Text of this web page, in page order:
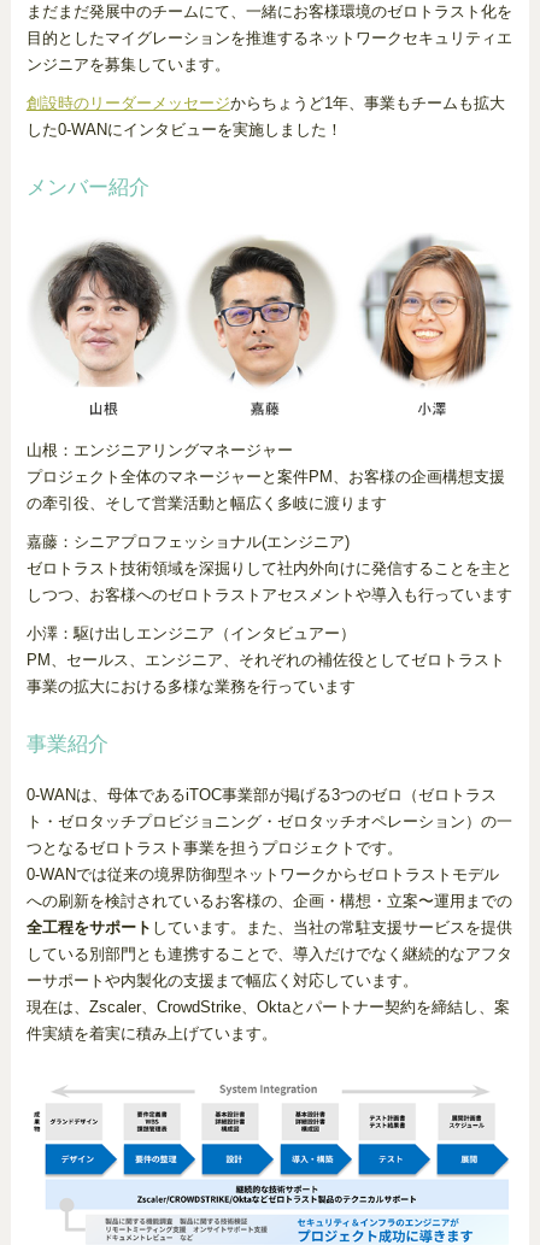
まだまだ発展中のチームにて、一緒にお客様環境のゼロトラスト化を
目的としたマイグレーションを推進するネットワークセキュリティエ
ンジニアを募集しています。
創設時のリーダーメッセージからちょうど1年、事業もチームも拡大
した0-WANにインタビューを実施しました！
メンバー紹介
山根：エンジニアリングマネージャー
プロジェクト全体のマネージャーと案件PM、お客様の企画構想支援
の牽引役、そして営業活動と幅広く多岐に渡ります
嘉藤：シニアプロフェッショナル(エンジニア)
ゼロトラスト技術領域を深掘りして社内外向けに発信することを主と
しつつ、お客様へのゼロトラストアセスメントや導入も行っています
小澤：駆け出しエンジニア（インタビュアー）
PM、セールス、エンジニア、それぞれの補佐役としてゼロトラスト
事業の拡大における多様な業務を行っています
事業紹介
0-WANは、母体であるiTOC事業部が掲げる3つのゼロ（ゼロトラス
ト・ゼロタッチプロビジョニング・ゼロタッチオペレーション）の一
つとなるゼロトラスト事業を担うプロジェクトです。
0-WANでは従来の境界防御型ネットワークからゼロトラストモデル
への刷新を検討されているお客様の、企画・構想・立案〜運用までの
全工程をサポート しています。また、当社の常駐支援サービスを提供
している別部門とも連携することで、導入だけでなく継続的なアフタ
ーサポートや内製化の支援まで幅広く対応しています。
現在は、Zscaler、CrowdStrike、Oktaとパートナー契約を締結し、案
件実績を着実に積み上げています。